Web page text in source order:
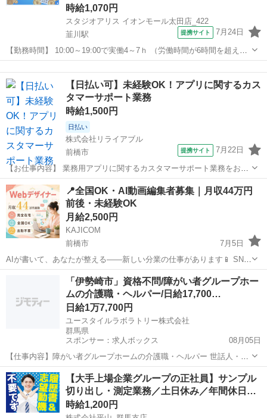
時給1,070円
スタジオアリス イオンモール太田店_422
韮川駅
提携サイト 7月24日
【勤務時間】 10:00～19:00で実働4～7ｈ （労働時間が6時間を超えた
場合の休憩時間は法定通り） ◆土日含む週2日～・1日4ｈ～OK ◎残業
なし ◆シフトは毎月15日頃までに翌1ヵ月の 勤務不可日をスマホで
申告♪...
【日払い可】未経験OK！アプリに関するカス
タマーサポート業務
時給1,500円
日払い
株式会社リライアブル
前橋市
提携サイト 7月22日
【お仕事内容】 業務用アプリに関するカスタマーサポート業務をお任
せします！ マニュアル完備の為未経験からでも安心してスタートでき
ます☆彡 【具体的には…】 ・ アプリの使い方や設定に関するお問い
合わせ対応 ・エラーや不具合...
群馬 前橋市 その他
📍全国OK・AI動画編集者募集｜月収44万円
前後・未経験OK
月給2,500円
KAJICOM
前橋市
7月5日
AIが書いて、あなたが整える——新しい分業の仕事があります📱 SNS
投稿文、ブログ記事、メルマガ本文。 AIが下書きを出して、人間が仕
月収44...
その他 ブログ記事
「伊勢崎市」資格不問/障がい者グループホー
ムの介護職・ヘルパー/日給17,700…
日給1万7,700円
ユースタイルラボラトリー株式会社
群馬県
スポンサー：求人ボックス
08月05日
【仕事内容】障がい者グループホームの介護職・ヘルパー 世話人・生
活支援員としての業務を行っていただきます。 <主な業務内容> お食
事の準備 食事・入浴・就寝の支援 日常生活の相談業務 健康管理、記
録 就業支援施設への送り出し など...
アルバイト・パート
【大手上場企業グループの正社員】サンプル
切り出し・測定業務／土日休み／年間休日…
時給1,200円